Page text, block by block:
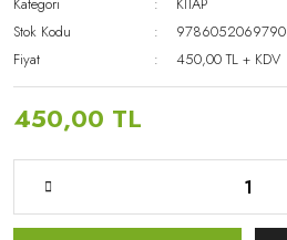
Stok Kodu
9786052069790
Fiyat
450,00 TL + KDV
450,00 TL